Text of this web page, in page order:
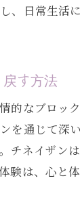
、日常生活
す方法
的なブロッ
を通じて深
チネイザン
験は、心と